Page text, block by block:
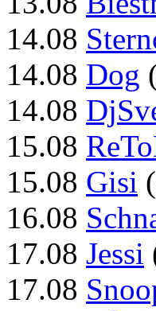
14.08
14.08 Dog
14.08
15.08
15.08 Gisi
16.08
17.08 Jessi
17.08